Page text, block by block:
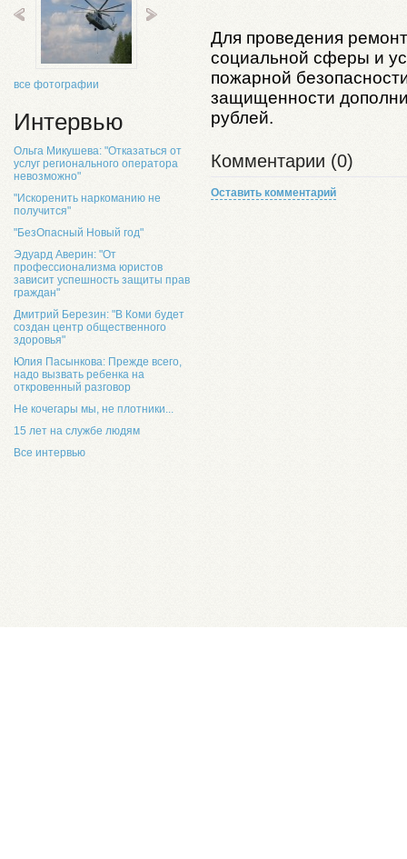
все фотографии
Интервью
Ольга Микушева: "Отказаться от
услуг регионального оператора
невозможно"
"Искоренить наркоманию не
получится"
"БезОпасный Новый год"
Эдуард Аверин: "От
профессионализма юристов
зависит успешность защиты прав
граждан"
Дмитрий Березин: "В Коми будет
создан центр общественного
здоровья"
Юлия Пасынкова: Прежде всего,
надо вызвать ребенка на
откровенный разговор
Не кочегары мы, не плотники...
15 лет на службе людям
Все интервью
Для проведения
социальной сферы и
пожарной
защищенности
рублей.
Комментарии (0)
Оставить комментарий